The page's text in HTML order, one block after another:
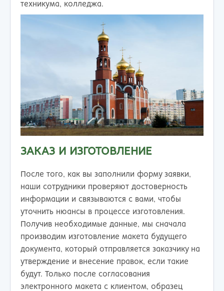
техникума, колледжа.
ЗАКАЗ И ИЗГОТОВЛЕНИЕ
После того, как вы заполнили форму заявки,
наши сотрудники проверяют достоверность
информации и связываются с вами, чтобы
уточнить нюансы в процессе изготовления.
Получив необходимые данные, мы сначала
производим изготовление макета будущего
документа, который отправляется заказчику на
утверждение и внесение правок, если такие
будут. Только после согласования
электронного макета с клиентом, образец